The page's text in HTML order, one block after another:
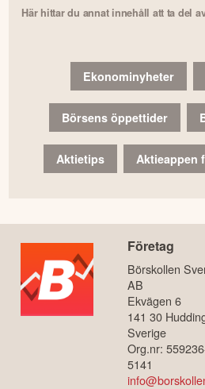
Här hittar du annat innehåll att ta del
Ekonominyheter
Börsens öppettider
Aktietips Aktieappen
Företag
Börskollen
AB
Ekvägen 6
141 30
Sverige
Org.nr:
5141